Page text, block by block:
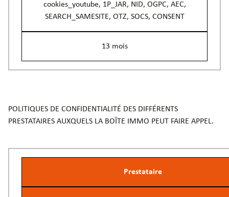
cookies_youtube, 1P_JAR, NID, OGPC, AEC,
SEARCH_SAMESITE, OTZ, SOCS, CONSENT
13 mois
POLITIQUES DE CONFIDENTIALITÉ DES DIFFÉRENTS
PRESTATAIRES AUXQUELS LA BOÎTE IMMO PEUT FAIRE APPEL.
Prestataire